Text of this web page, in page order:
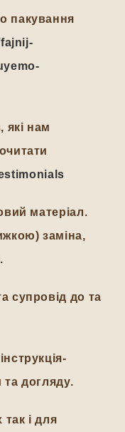
пакування
які нам
матеріал.
заміна,
супровід до та
догляду.
так і для